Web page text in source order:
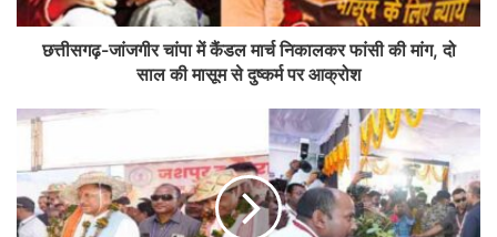
छत्तीसगढ़-जांजगीर चांपा में कैंडल मार्च निकालकर फांसी की मांग, दो
साल की मासूम से दुष्कर्म पर आक्रोश